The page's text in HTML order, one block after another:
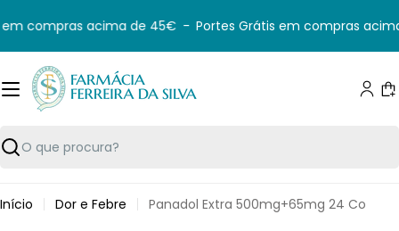
para
o
conteúdo
compras acima de 45€ - Portes Grátis em compras
Pesquisar
Início Dor e Febre
Panadol Extra 500mg+65mg 24 Co